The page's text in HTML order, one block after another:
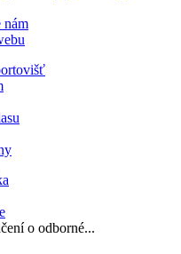
nám
o odborné...